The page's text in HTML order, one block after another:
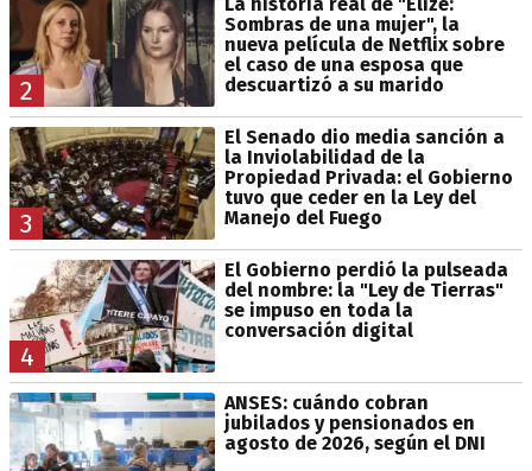
2
Sombras de una mujer", la
nueva película de Netflix sobre
el caso de una esposa que
descuartizó a su marido
3
El Senado dio media sanción a
la Inviolabilidad de la
Propiedad Privada: el Gobierno
tuvo que ceder en la Ley del
Manejo del Fuego
4
El Gobierno perdió la pulseada
del nombre: la "Ley de Tierras"
se impuso en toda la
conversación digital
ANSES: cuándo cobran
jubilados y pensionados en
agosto de 2026, según el DNI